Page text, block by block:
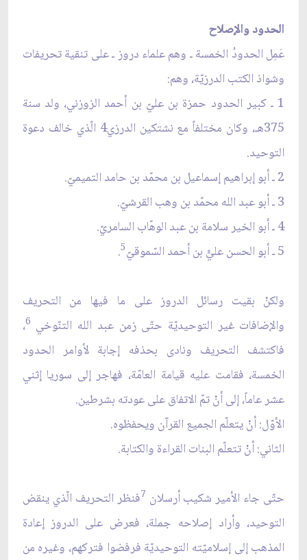
الحدود والإصلاح
عَمِل الحدودُ الخمسة ـ وهم علماء دروز ـ على تنقية تحريفات
وشواذ الكتب الدرزيّة، وهم:
1 ـ كبير الحدود حمزة بن عليّ بن أحمد الزوزني، ولد سنة
375هـ، وكان مختلفاً مع نشتكين الدرزي4 الّذي خالف دعوة
التوحيد.
2 ـ أبو إبراهيم إسماعيل بن محمّد بن حامد التميميّ.
3 ـ أبو عبد الله محمّد بن وهب القرشيّ.
4 ـ أبو الخير سلامة بن عبد الوهّاب السامريّ.
5 ـ أبو الحسن عليّّ بن أحمد السّموقيّ
5
.
ولكنْ بقيت رسائل الدروز على ما فيها من التحريف
والإضافات غير التوحيديّة حتّى زمن عبد الله التنّوخي 6،
فاكتشف التحريف ونادى بحذفه إجابة لأوامر الحدود
الخمسة، فقامت عليه قيامة العامّة، فهاجر إلى سوريا إثني
عشر عاماً، إلى أنْ تمّ الاتفاق على عودته بشرطين.
الأوّل: أنْ يتعلّم الجميع القرآن ويحفظوه.
الثاني: أنْ تتعلّم البنات القراءة والكتابة.
حتّى جاء الأمير شكيب أرسلان 7فنظر التحريف الّذي ينقض
التوحيد، وأراد إصلاحه جملة، فعرض على الدروز إعادة
المذهب إلى إسلاميّته التوحيديّة فرفضوا فتركهم، وغيره من